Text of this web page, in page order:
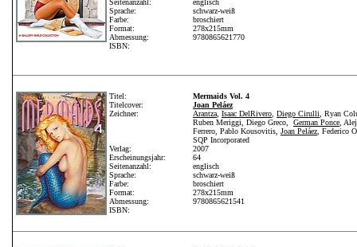
Seitenanzahl:
Sprache:
Farbe:
Format:
Abmessung:
ISBN:
englisch
schwarz-weiß
broschiert
278x215mm
9780865621770
Titel:
Titelcover:
Zeichner:
Verlag:
Erscheinungsjahr:
Seitenanzahl:
Sprache:
Farbe:
Format:
Abmessung:
ISBN:
Mermaids Vol. 4
Joan Peláez
Arantza Isaac DelRivero Diego Cirulli , Ryan
Ruben Meriggi, Diego Greco, German Ponce ,
Ferrero, Pablo Kousovitis, Joan Peláez , Federico
SQP Incorporated
2007
64
englisch
schwarz-weiß
broschiert
278x215mm
9780865621541